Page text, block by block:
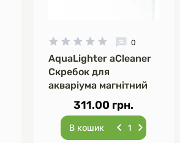
0
AquaLighter aCleaner
Скребок для
акваріума магнітний
311.00 грн.
В кошик